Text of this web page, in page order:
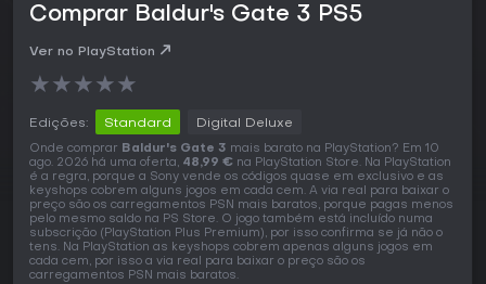
Comprar Baldur's Gate 3 PS5
Ver no PlayStation
★★★★★
Edições: Standard Digital Deluxe
Onde comprar Baldur's Gate 3 mais barato na PlayStation? Em 10
ago. 2026 há uma oferta, 48,99 € na PlayStation Store. Na PlayStation
é a regra, porque a Sony vende os códigos quase em exclusivo e as
keyshops cobrem alguns jogos em cada cem. A via real para baixar o
preço são os carregamentos PSN mais baratos, porque pagas menos
pelo mesmo saldo na PS Store. O jogo também está incluído numa
subscrição (PlayStation Plus Premium), por isso confirma se já não o
tens. Na PlayStation as keyshops cobrem apenas alguns jogos em
cada cem, por isso a via real para baixar o preço são os
carregamentos PSN mais baratos.